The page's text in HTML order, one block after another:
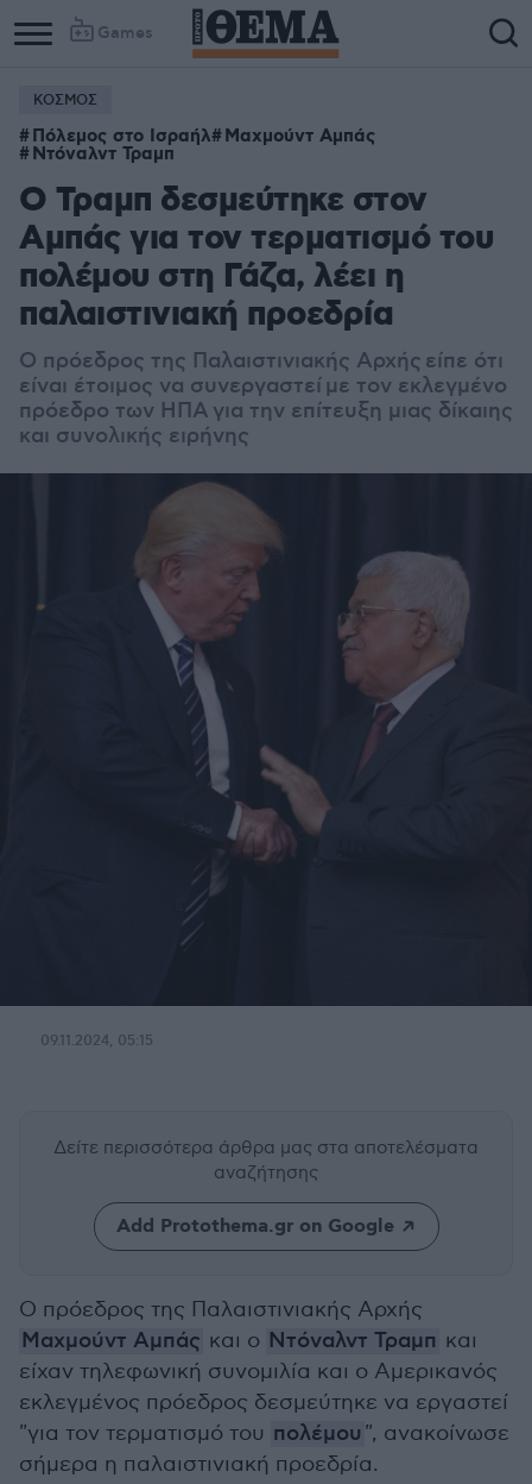
Games
ΚΟΣΜΟΣ
Πόλεμος στο Ισραήλ Μαχμούντ Αμπάς
Ντόναλντ Τραμπ
Ο Τραμπ δεσμεύτηκε στον
Αμπάς για τον τερματισμό του
πολέμου στη Γάζα, λέει η
παλαιστινιακή προεδρία
Ο πρόεδρος της Παλαιστινιακής Αρχής είπε ότι
είναι έτοιμος να συνεργαστεί με τον εκλεγμένο
πρόεδρο των ΗΠΑ για την επίτευξη μιας δίκαιης
και συνολικής ειρήνης
09.11.2024, 05:15
Δείτε περισσότερα άρθρα μας στα αποτελέσματα
αναζήτησης
Add Protothema.gr on Google
Ο πρόεδρος της Παλαιστινιακής Αρχής
Μαχμούντ Αμπάς και ο Ντόναλντ Τραμπ και
είχαν τηλεφωνική συνομιλία και ο Αμερικανός
εκλεγμένος πρόεδρος δεσμεύτηκε να εργαστεί
"για τον τερματισμό του πολέμου ", ανακοίνωσε
σήμερα η παλαιστινιακή προεδρία.